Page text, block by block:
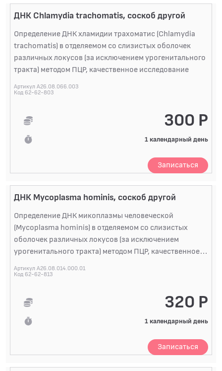
ДНК Chlamydia trachomatis, соскоб другой
Определение ДНК хламидии трахоматис (Chlamydia
trachomatis) в отделяемом со слизистых оболочек
различных локусов (за исключением урогенитального
тракта) методом ПЦР, качественное исследование
Артикул A26.08.066.003
Код 62-62-803
300 Р
1 календарный день
Записаться
ДНК Mycoplasma hominis, соскоб другой
Определение ДНК микоплазмы человеческой
(Mycoplasma hominis) в отделяемом со слизистых
оболочек различных локусов (за исключением
урогенитального тракта) методом ПЦР, качественное
Артикул A26.08.014.000.01
Код 62-62-813
320 Р
1 календарный день
Записаться